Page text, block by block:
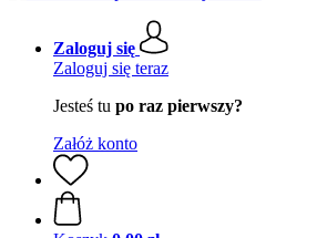
Zaloguj się
Zaloguj się teraz
Jesteś tu po raz pierwszy?
Załóż konto